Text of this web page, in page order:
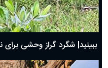
ببینید| شگرد گراز وحشی